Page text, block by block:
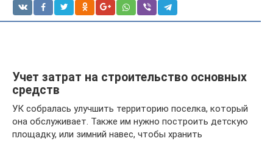
Учет затрат на строительство основных
средств
УК собралась улучшить территорию поселка, который
она обслуживает. Также им нужно построить детскую
площадку, или зимний навес, чтобы хранить